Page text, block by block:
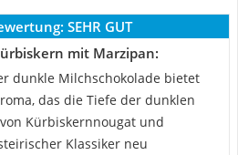
SEHR GUT
mit Marzipan:
dunkle Milchschokolade bietet
das die Tiefe der dunklen
Kürbiskernnougat und
Klassiker neu